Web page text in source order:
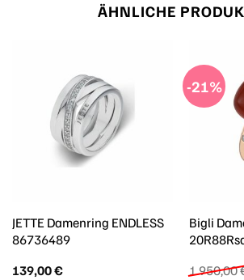
ÄHNLICHE
JETTE Damenring ENDLESS
86736489
139,00€
-21%
Bigli
1.950,00